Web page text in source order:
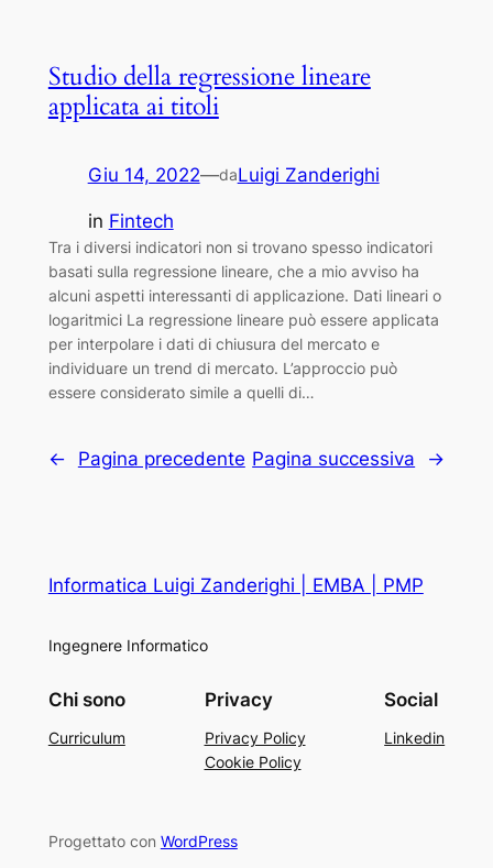
Studio della regressione lineare
applicata ai titoli
Giu 14, 2022—daLuigi Zanderighi
in Fintech
Tra i diversi indicatori non si trovano spesso indicatori
basati sulla regressione lineare, che a mio avviso ha
alcuni aspetti interessanti di applicazione. Dati lineari o
logaritmici La regressione lineare può essere applicata
per interpolare i dati di chiusura del mercato e
individuare un trend di mercato. L’approccio può
essere considerato simile a quelli di…
← Pagina precedente Pagina successiva →
Informatica Luigi Zanderighi | EMBA | PMP
Ingegnere Informatico
Chi sono
Curriculum
Privacy
Privacy Policy
Cookie Policy
Social
Linkedin
Progettato con WordPress